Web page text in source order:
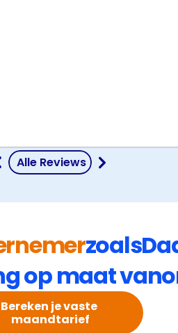
Alle Reviews
zoals
op maat van
Bereken je vaste
maandtarief